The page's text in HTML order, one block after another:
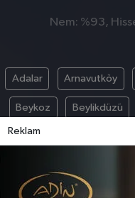
Nem: %93,
Adalar Arnavutköy
Beykoz Beylikdüzü
Gaziosmanpaşa
Reklam